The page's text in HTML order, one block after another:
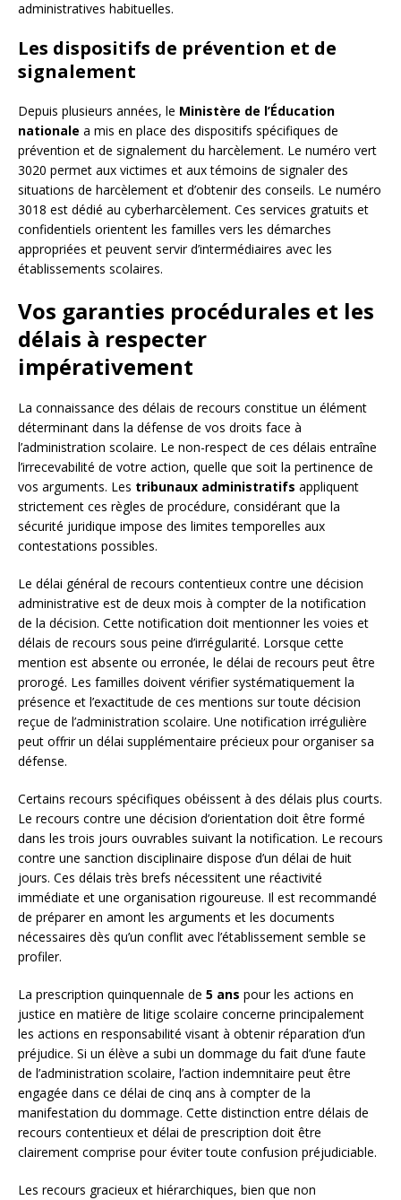
administratives habituelles.
Les dispositifs de prévention et de
signalement
Depuis plusieurs années, le Ministère de l’Éducation
nationale a mis en place des dispositifs spécifiques de
prévention et de signalement du harcèlement. Le numéro vert
3020 permet aux victimes et aux témoins de signaler des
situations de harcèlement et d’obtenir des conseils. Le numéro
3018 est dédié au cyberharcèlement. Ces services gratuits et
confidentiels orientent les familles vers les démarches
appropriées et peuvent servir d’intermédiaires avec les
établissements scolaires.
Vos garanties procédurales et les
délais à respecter
impérativement
La connaissance des délais de recours constitue un élément
déterminant dans la défense de vos droits face à
l’administration scolaire. Le non-respect de ces délais entraîne
l’irrecevabilité de votre action, quelle que soit la pertinence de
vos arguments. Les tribunaux administratifs appliquent
strictement ces règles de procédure, considérant que la
sécurité juridique impose des limites temporelles aux
contestations possibles.
Le délai général de recours contentieux contre une décision
administrative est de deux mois à compter de la notification
de la décision. Cette notification doit mentionner les voies et
délais de recours sous peine d’irrégularité. Lorsque cette
mention est absente ou erronée, le délai de recours peut être
prorogé. Les familles doivent vérifier systématiquement la
présence et l’exactitude de ces mentions sur toute décision
reçue de l’administration scolaire. Une notification irrégulière
peut offrir un délai supplémentaire précieux pour organiser sa
défense.
Certains recours spécifiques obéissent à des délais plus courts.
Le recours contre une décision d’orientation doit être formé
dans les trois jours ouvrables suivant la notification. Le recours
contre une sanction disciplinaire dispose d’un délai de huit
jours. Ces délais très brefs nécessitent une réactivité
immédiate et une organisation rigoureuse. Il est recommandé
de préparer en amont les arguments et les documents
nécessaires dès qu’un conflit avec l’établissement semble se
profiler.
La prescription quinquennale de 5 ans pour les actions en
justice en matière de litige scolaire concerne principalement
les actions en responsabilité visant à obtenir réparation d’un
préjudice. Si un élève a subi un dommage du fait d’une faute
de l’administration scolaire, l’action indemnitaire peut être
engagée dans ce délai de cinq ans à compter de la
manifestation du dommage. Cette distinction entre délais de
recours contentieux et délai de prescription doit être
clairement comprise pour éviter toute confusion préjudiciable.
Les recours gracieux et hiérarchiques, bien que non